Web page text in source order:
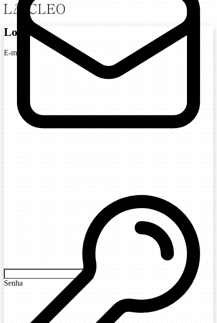
Login
E-mail
Senha